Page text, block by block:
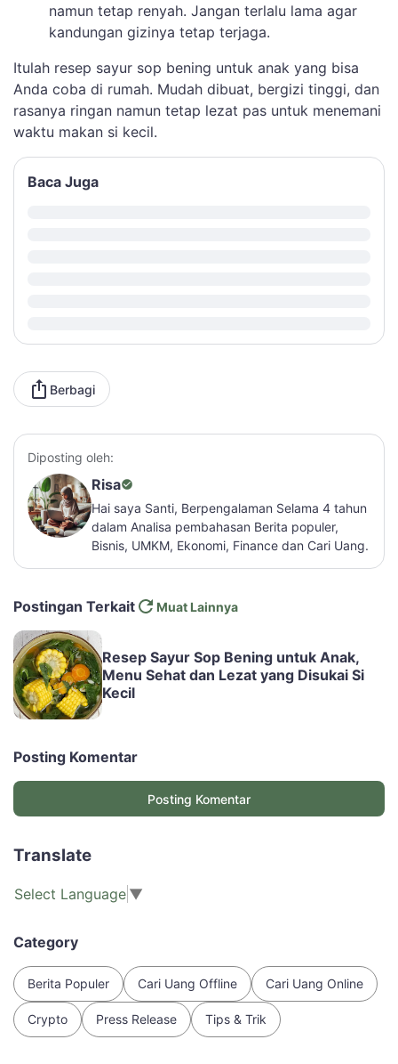
namun tetap renyah. Jangan terlalu lama agar
kandungan gizinya tetap terjaga.
Itulah resep sayur sop bening untuk anak yang bisa
Anda coba di rumah. Mudah dibuat, bergizi tinggi, dan
rasanya ringan namun tetap lezat pas untuk menemani
waktu makan si kecil.
Baca Juga
Berbagi
Diposting oleh:
Risa
Hai saya Santi, Berpengalaman Selama 4 tahun
dalam Analisa pembahasan Berita populer,
Bisnis, UMKM, Ekonomi, Finance dan Cari Uang.
Postingan Terkait Muat Lainnya
Resep Sayur Sop Bening untuk Anak,
Menu Sehat dan Lezat yang Disukai Si
Kecil
Posting Komentar
Posting Komentar
Translate
Select Language ▼
Category
Berita Populer Cari Uang Offline Cari Uang Online
Crypto Press Release Tips & Trik